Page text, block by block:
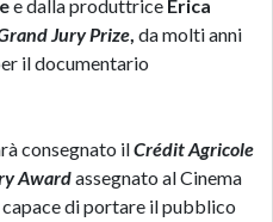
e dalla produttrice Erica
Jury Prize, da molti anni
il documentario
consegnato ilCrédit Agricole
Awardassegnato al Cinema
capace di portare il pubblico